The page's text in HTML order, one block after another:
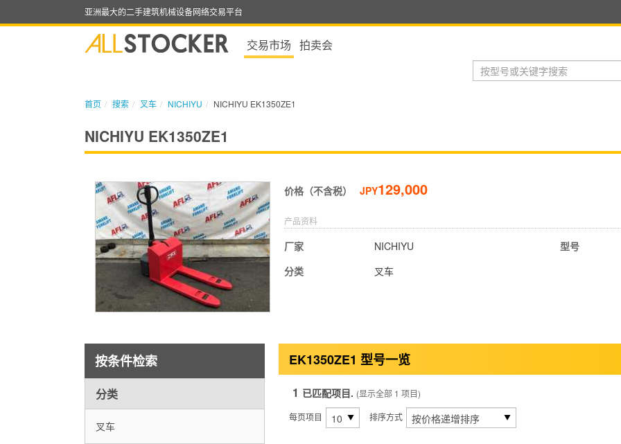
亚洲最大的二手建筑机械设备网络交易平台
交易市场 拍卖会
首页 搜索 叉车 NICHIYU NICHIYU EK1350ZE1
NICHIYU EK1350ZE1
价格（不含税） JPY129,000
产品资料
厂家
NICHIYU
分类
叉车
型号
按条件检索
分类
叉车
EK1350ZE1 型号一览
1 已匹配项目. (显示全部 1 项目)
每页项目
排序方式